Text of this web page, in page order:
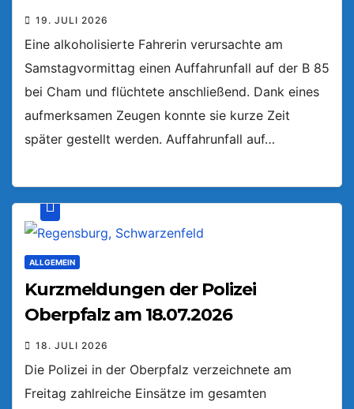
19. JULI 2026
Eine alkoholisierte Fahrerin verursachte am
Samstagvormittag einen Auffahrunfall auf der B 85
bei Cham und flüchtete anschließend. Dank eines
aufmerksamen Zeugen konnte sie kurze Zeit
später gestellt werden. Auffahrunfall auf…
ALLGEMEIN
Kurzmeldungen der Polizei
Oberpfalz am 18.07.2026
18. JULI 2026
Die Polizei in der Oberpfalz verzeichnete am
Freitag zahlreiche Einsätze im gesamten